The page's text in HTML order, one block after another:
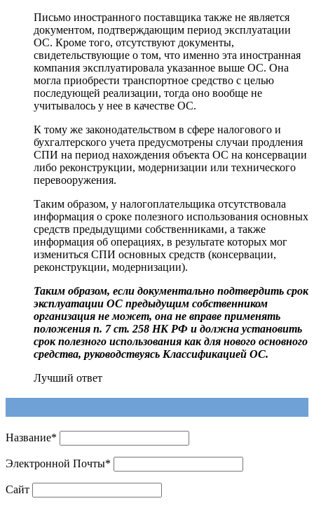
Письмо иностранного поставщика также не является
документом, подтверждающим период эксплуатации
ОС. Кроме того, отсутствуют документы,
свидетельствующие о том, что именно эта иностранная
компания эксплуатировала указанное выше ОС. Она
могла приобрести транспортное средство с целью
последующей реализации, тогда оно вообще не
учитывалось у нее в качестве ОС.
К тому же законодательством в сфере налогового и
бухгалтерского учета предусмотрены случаи продления
СПИ на период нахождения объекта ОС на консервации
либо реконструкции, модернизации или технического
перевооружения.
Таким образом, у налогоплательщика отсутствовала
информация о сроке полезного использования основных
средств предыдущими собственниками, а также
информация об операциях, в результате которых мог
измениться СПИ основных средств (консервации,
реконструкции, модернизации).
Таким образом, если документально подтвердить срок
эксплуатации ОС предыдущим собственником
организация не может, она не вправе применять
положения п. 7 ст. 258 НК РФ и должна установить
срок полезного использования как для нового основного
средства, руководствуясь Классификацией ОС.
Лучший ответ
Название*
Электронной Почты*
Сайт